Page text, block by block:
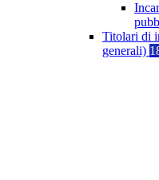
Titolari di
generali)